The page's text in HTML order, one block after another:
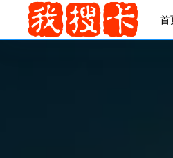
首